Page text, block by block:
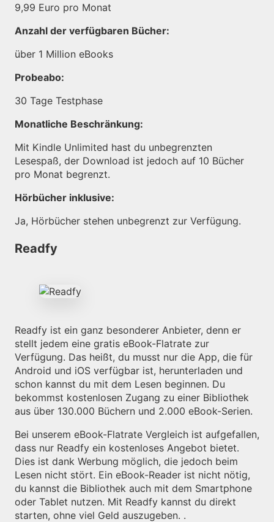
9,99 Euro pro Monat
Anzahl der verfügbaren Bücher:
über 1 Million eBooks
Probeabo:
30 Tage Testphase
Monatliche Beschränkung:
Mit Kindle Unlimited hast du unbegrenzten
Lesespaß, der Download ist jedoch auf 10 Bücher
pro Monat begrenzt.
Hörbücher inklusive:
Ja, Hörbücher stehen unbegrenzt zur Verfügung.
Readfy
Readfy ist ein ganz besonderer Anbieter, denn er
stellt jedem eine gratis eBook-Flatrate zur
Verfügung. Das heißt, du musst nur die App, die für
Android und iOS verfügbar ist, herunterladen und
schon kannst du mit dem Lesen beginnen. Du
bekommst kostenlosen Zugang zu einer Bibliothek
aus über 130.000 Büchern und 2.000 eBook-Serien.
Bei unserem eBook-Flatrate Vergleich ist aufgefallen,
dass nur Readfy ein kostenloses Angebot bietet.
Dies ist dank Werbung möglich, die jedoch beim
Lesen nicht stört. Ein eBook-Reader ist nicht nötig,
du kannst die Bibliothek auch mit dem Smartphone
oder Tablet nutzen. Mit Readfy kannst du direkt
starten, ohne viel Geld auszugeben. .